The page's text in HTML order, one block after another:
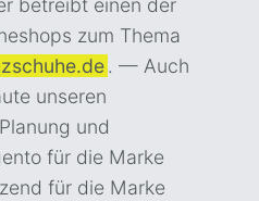
betreibt einen der
zum Thema
. — Auch
unseren
und
für die Marke
für die Marke